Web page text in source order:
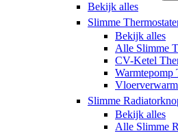
Bekijk alles
Slimme
Bekijk alles
Alle Slimme
CV-Ketel
Warmtepomp
Slimme
Bekijk alles
Alle Slimme